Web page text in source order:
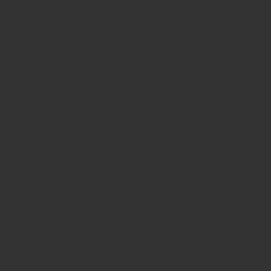
mit der Fachrichtung Maschinenbau an der Universität
vielen Zusatzqualifikationen, einer kurzen Studienzeit, einem
Fachhochschulreife an?